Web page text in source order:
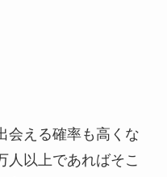
会える確率も高くな
人以上であればそこ